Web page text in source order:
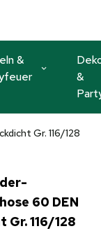
&
&
Gr. 116/128
60 DEN
Gr. 116/128